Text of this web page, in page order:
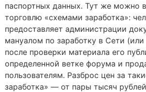
паспортных данных. Тут же можно
торговлю «схемами заработка»:
предоставляет администрации
мануалом по заработку в Сети
после проверки материала его
определенной ветке форума и
пользователям. Разброс цен за
заработка» — от пары тысяч